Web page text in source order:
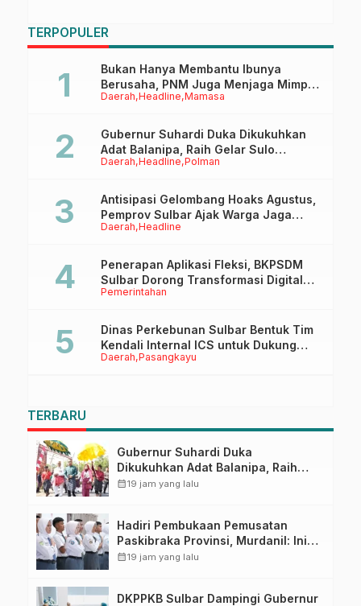
TERPOPULER
Daerah Headline Mamasa
Bukan Hanya Membantu Ibunya
Berusaha, PNM Juga Menjaga Mimpi
Anaknya Untuk Menggapai Cita-Cita
Daerah Headline Polman
Gubernur Suhardi Duka Dikukuhkan
Adat Balanipa, Raih Gelar Sulo
Tappidena
Daerah Headline
Antisipasi Gelombang Hoaks Agustus,
Pemprov Sulbar Ajak Warga Jaga
Ruang Digital
Pemerintahan
Penerapan Aplikasi Fleksi, BKPSDM
Sulbar Dorong Transformasi Digital
Sistem Kehadiran ASN
Daerah Pasangkayu
Dinas Perkebunan Sulbar Bentuk Tim
Kendali Internal ICS untuk Dukung
Sertifikasi ISPO Pekebun di
TERBARU
Gubernur Suhardi Duka
Dikukuhkan Adat Balanipa, Raih
Gelar Sulo Tappidena
calendar_month19 jam yang lalu
Hadiri Pembukaan Pemusatan
Paskibraka Provinsi, Murdanil: Ini
Membentuk Karakter Hingga
calendar_month19 jam yang lalu
DKPPKB Sulbar Dampingi Gubernur